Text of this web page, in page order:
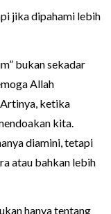
jika dipahami lebih
bukan sekadar
Allah
Artinya, ketika
kita.
diamini, tetapi
atau bahkan lebih
hanya tentang